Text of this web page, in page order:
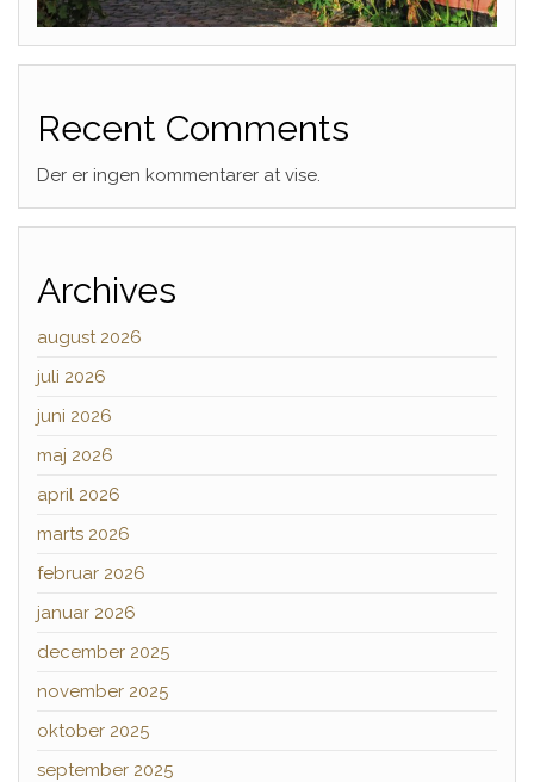
Recent Comments
Der er ingen kommentarer at vise.
Archives
august 2026
juli 2026
juni 2026
maj 2026
april 2026
marts 2026
februar 2026
januar 2026
december 2025
november 2025
oktober 2025
september 2025